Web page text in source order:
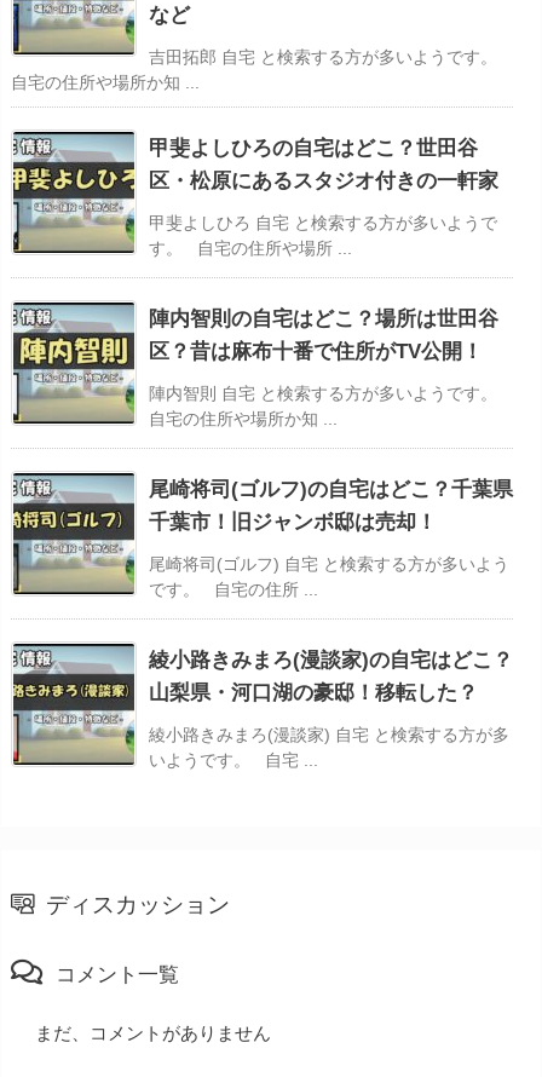
など
吉田拓郎 自宅 と検索する方が多いようです。
自宅の住所や場所か知 ...
甲斐よしひろの自宅はどこ？世田谷
区・松原にあるスタジオ付きの一軒家
甲斐よしひろ 自宅 と検索する方が多いようで
す。 自宅の住所や場所 ...
陣内智則の自宅はどこ？場所は世田谷
区？昔は麻布十番で住所がTV公開！
陣内智則 自宅 と検索する方が多いようです。
自宅の住所や場所か知 ...
尾崎将司(ゴルフ)の自宅はどこ？千葉県
千葉市！旧ジャンボ邸は売却！
尾崎将司(ゴルフ) 自宅 と検索する方が多いよう
です。 自宅の住所 ...
綾小路きみまろ(漫談家)の自宅はどこ？
山梨県・河口湖の豪邸！移転した？
綾小路きみまろ(漫談家) 自宅 と検索する方が多
いようです。 自宅 ...
ディスカッション
コメント一覧
まだ、コメントがありません